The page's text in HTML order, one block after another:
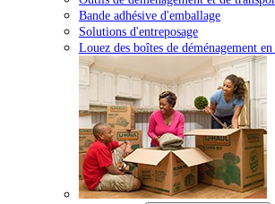
Bande adhésive d'emballage
Solutions d'entreposage
Louez des boîtes de déménagement